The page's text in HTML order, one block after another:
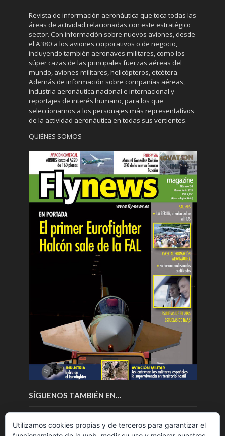
Revista de información aeronáutica que toca todas las
áreas de actividad relacionadas con este estratégico
sector. Con información sobre nuevos aviones, desde
el A380 a los aviones corporativos o de negocio,
incluyendo también aeronaves militares, como los
súper cazas de las principales fuerzas aéreas del
mundo, aviones militares, helicópteros, etcétera.
Además de información sobre compañías aéreas,
industria aeronáutica nacional e internacional y
reportajes de interés humano, para los que
seleccionamos a los personajes más representativos
de la actividad aeronáutica en todas sus vertientes.
QUIÉNES SOMOS
SÍGUENOS TAMBIÉN EN…
Utilizamos cookies propias y de terceros para garantizar el